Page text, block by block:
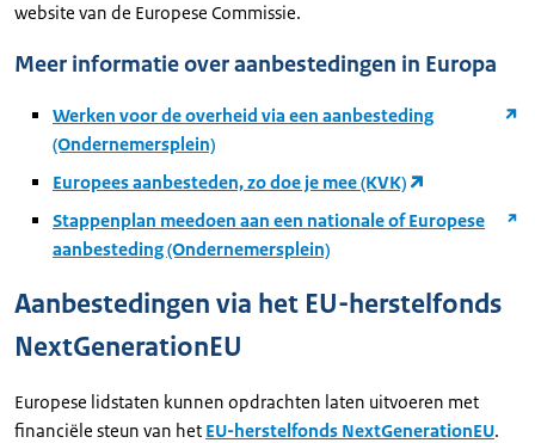
website van de Europese Commissie.
Meer informatie over aanbestedingen in Europa
Werken voor de overheid via een aanbesteding
(Ondernemersplein)
Europees aanbesteden, zo doe je mee (KVK)
Stappenplan meedoen aan een nationale of Europese
aanbesteding (Ondernemersplein)
Aanbestedingen via het EU-herstelfonds
NextGenerationEU
Europese lidstaten kunnen opdrachten laten uitvoeren met
financiële steun van het EU-herstelfonds NextGenerationEU.